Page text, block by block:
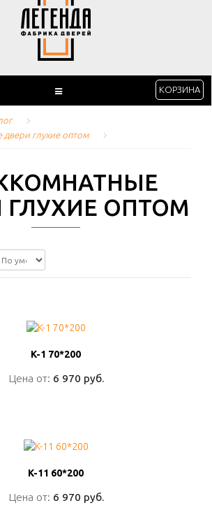
КОРЗИНА
глухие оптом
ГЛУХИЕ ОПТОМ
K-1 70*200
Цена от: 6 970 руб.
K-1 70*200
Цена от: 6 970 руб.
K-11 60*200
Цена от: 6 970 руб.
K-11 60*200
Цена от: 6 970 руб.